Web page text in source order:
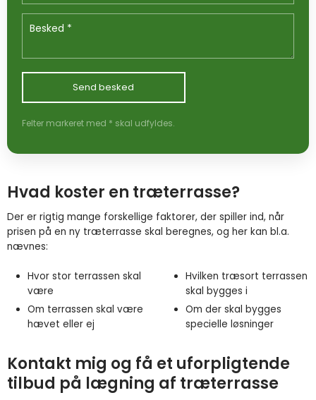
Felter markeret med * skal udfyldes.​​
Hvad koster en træterrasse?
Der er rigtig mange forskellige faktorer, der spiller ind, når
prisen på en ny træterrasse skal beregnes, og her kan bl.a.
nævnes:
Hvor stor terrassen skal
være
Om terrassen skal være
hævet eller ej​
Hvilken træsort terrassen
skal bygges i
Om der skal bygges
specielle løsninger​
Kontakt mig og få et uforpligtende
tilbud på lægning af træterrasse